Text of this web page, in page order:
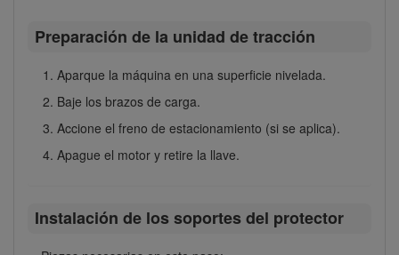
Preparación de la unidad de tracción
Aparque la máquina en una superficie nivelada.
Baje los brazos de carga.
Accione el freno de estacionamiento (si se aplica).
Apague el motor y retire la llave.
Instalación de los soportes del protector